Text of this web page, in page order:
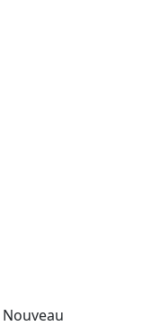
Nouveau